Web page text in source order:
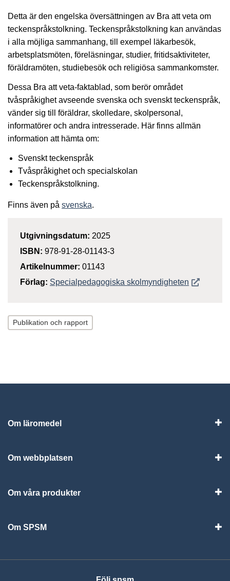
Detta är den engelska översättningen av Bra att veta om
teckenspråkstolkning. Teckenspråkstolkning kan användas
i alla möjliga sammanhang, till exempel läkarbesök,
arbetsplatsmöten, föreläsningar, studier, fritidsaktiviteter,
föräldramöten, studiebesök och religiösa sammankomster.
Dessa Bra att veta-faktablad, som berör området
tvåspråkighet avseende svenska och svenskt teckenspråk,
vänder sig till föräldrar, skolledare, skolpersonal,
informatörer och andra intresserade. Här finns allmän
information att hämta om:
Svenskt teckenspråk
Tvåspråkighet och specialskolan
Teckenspråkstolkning.
Finns även på svenska.
Utgivningsdatum: 2025
ISBN: 978-91-28-01143-3
Artikelnummer: 01143
Förlag: Specialpedagogiska skolmyndigheten Öppnas i
Publikation och rapport
Om läromedel
Om webbplatsen
Om våra produkter
Om SPSM